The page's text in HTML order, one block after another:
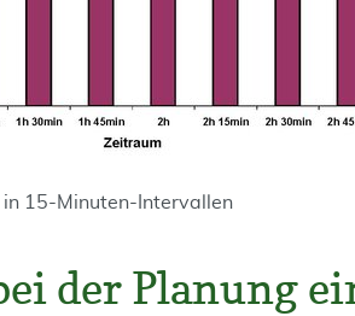
in 15-Minuten-Intervallen
der Planung